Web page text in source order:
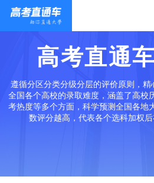
高考直通
遵循分区分类分级分层的评价原则，
全国各个高校的录取难度，涵盖了高校
考热度等多个方面，科学预测全国各地
数评分越高，代表各个选科加权